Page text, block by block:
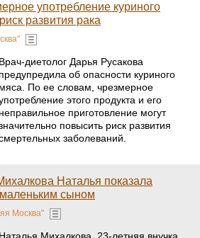
употребление куриного
развития рака
Врач-диетолог Дарья Русакова
предупредила об опасности куриного
мяса. По ее словам, чрезмерное
этого продукта и его
неправильное приготовление могут
повысить риск развития
заболеваний.
Наталья показала
сыном
Москва"